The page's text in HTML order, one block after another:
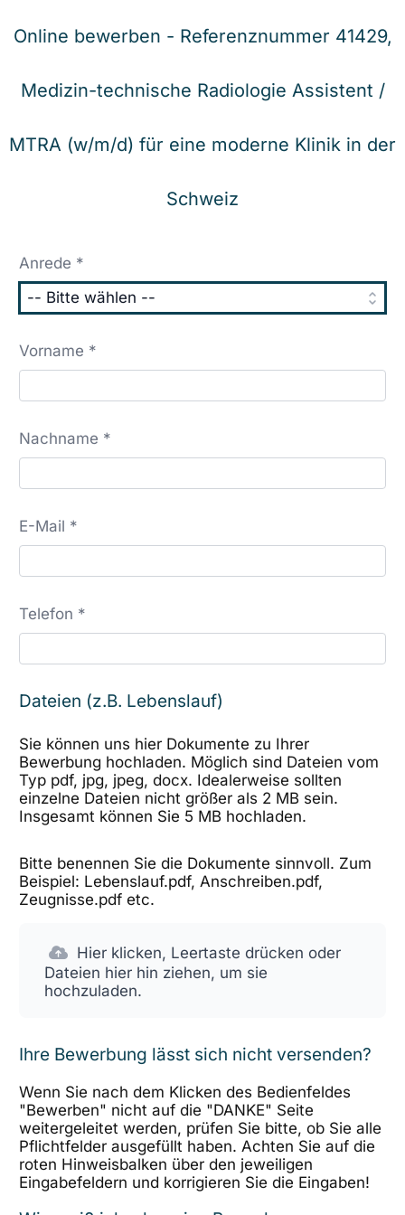
Online bewerben - Referenznummer 41429,
Medizin-technische Radiologie Assistent /
MTRA (w/m/d) für eine moderne Klinik in der
Schweiz
Anrede *
Vorname *
Nachname *
E-Mail *
Telefon *
Dateien (z.B. Lebenslauf)
Sie können uns hier Dokumente zu Ihrer
Bewerbung hochladen. Möglich sind Dateien vom
Typ pdf, jpg, jpeg, docx. Idealerweise sollten
einzelne Dateien nicht größer als 2 MB sein.
Insgesamt können Sie 5 MB hochladen.
Bitte benennen Sie die Dokumente sinnvoll. Zum
Beispiel: Lebenslauf.pdf, Anschreiben.pdf,
Zeugnisse.pdf etc.
Hier klicken, Leertaste drücken oder
Dateien hier hin ziehen, um sie
hochzuladen.
Ihre Bewerbung lässt sich nicht versenden?
Wenn Sie nach dem Klicken des Bedienfeldes
"Bewerben" nicht auf die "DANKE" Seite
weitergeleitet werden, prüfen Sie bitte, ob Sie alle
Pflichtfelder ausgefüllt haben. Achten Sie auf die
roten Hinweisbalken über den jeweiligen
Eingabefeldern und korrigieren Sie die Eingaben!